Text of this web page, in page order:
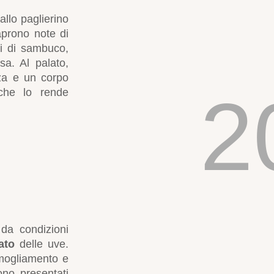
paglierino
note di
di sambuco,
Al palato,
e un corpo
lo rende
condizioni
delle uve.
e